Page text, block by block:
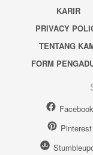
KARIR
PRIVACY
TENTANG
FORM
Facebook
Pinterest